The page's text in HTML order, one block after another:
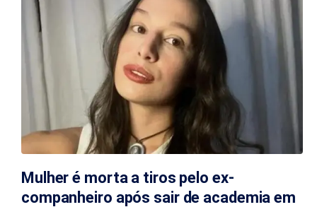
Mulher é morta a tiros pelo ex-
companheiro após sair de academia em